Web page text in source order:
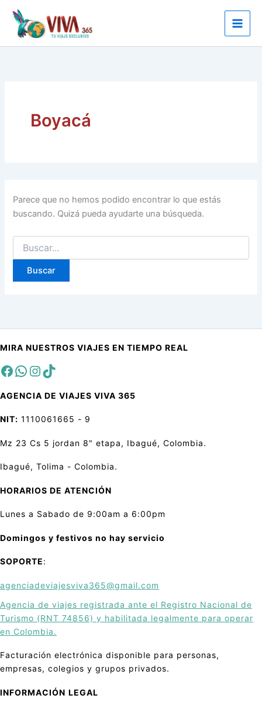
contenido
Boyacá
Parece que no hemos podido encontrar lo que estás
buscando. Quizá pueda ayudarte una búsqueda.
Buscar
por:
MIRA NUESTROS VIAJES EN TIEMPO REAL
Facebook
saInstagram
TikTok
AGENCIA DE VIAJES VIVA 365
NIT: 1110061665 - 9
Mz 23 Cs 5 jordan 8" etapa, Ibagué, Colombia.
Ibagué, Tolima - Colombia.
HORARIOS DE ATENCIÓN
Lunes a Sabado de 9:00am a 6:00pm
Domingos y festivos no hay servicio
SOPORTE:
agenciadeviajesviva365@gmail.com
Agencia de viajes registrada ante el Registro Nacional de
Turismo (RNT 74856) y habilitada legalmente para operar
en Colombia.
Facturación electrónica disponible para personas,
empresas, colegios y grupos privados.
INFORMACIÓN LEGAL